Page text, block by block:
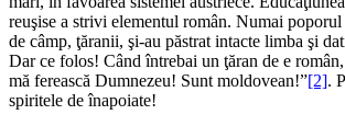
reuşise a strivi elementul român. Numai
de câmp, ţăranii, şi-au păstrat intacte limba şi
Dar ce folos! Când întrebai un ţăran de e român,
mă ferească Dumnezeu! Sunt moldovean!”[2].
spiritele de înapoiate!